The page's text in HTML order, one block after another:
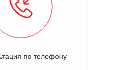
по телефону